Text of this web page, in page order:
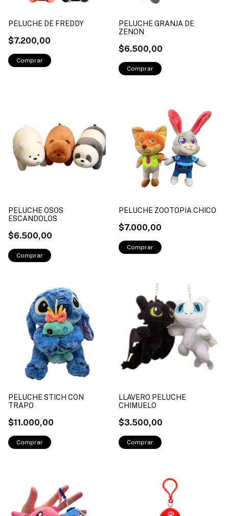
PELUCHE DE FREDDY
$7.200,00
PELUCHE GRANJA DE
ZENON
$6.500,00
PELUCHE OSOS
ESCANDOLOS
$6.500,00
PELUCHE ZOOTOPIA CHICO
$7.000,00
PELUCHE STICH CON
TRAPO
$11.000,00
LLAVERO PELUCHE
CHIMUELO
$3.500,00